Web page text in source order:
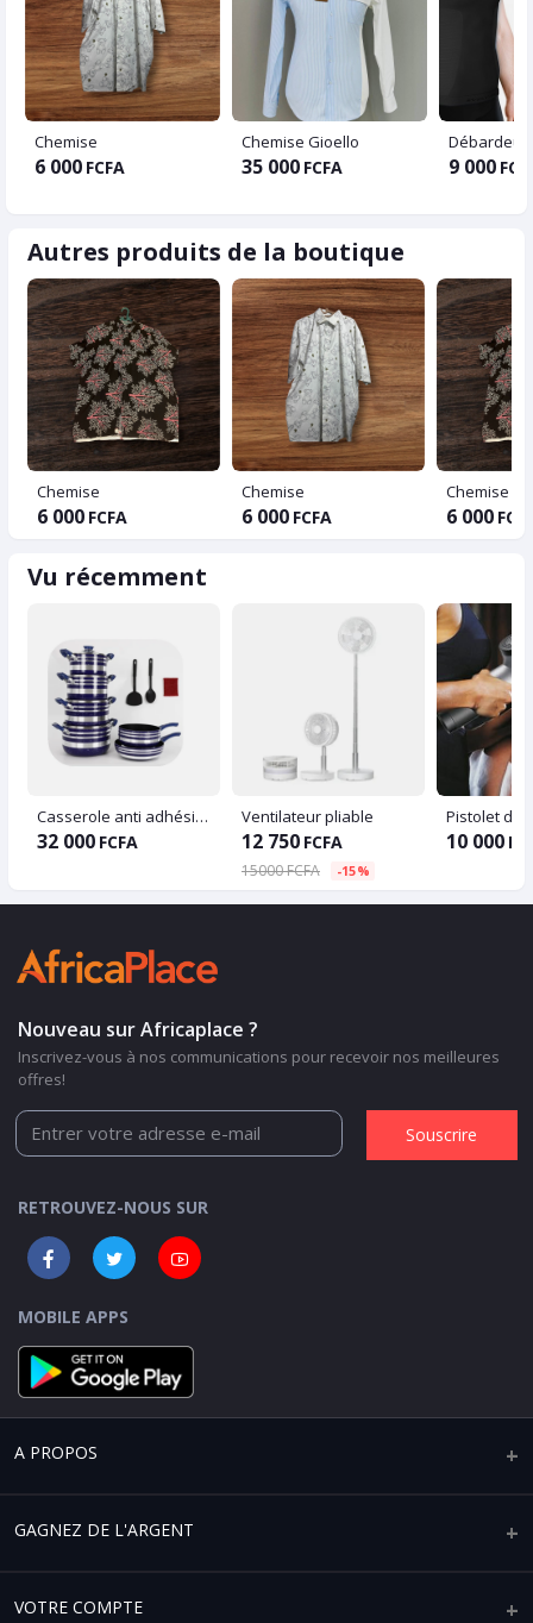
Chemise
6 000 FCFA
Chemise Gioello
35 000 FCFA
Débardeur
9 000
Autres produits de la boutique
Chemise
6 000 FCFA
Chemise
6 000 FCFA
Chemise
6 000
Vu récemment
Casserole anti adhésif lot de 6 pièces
32 000 FCFA
Ventilateur pliable
12 750 FCFA
15000 FCFA -15%
Pistolet de
10 000
Nouveau sur Africaplace ?
Inscrivez-vous à nos communications pour recevoir nos meilleures
offres!
Souscrire
RETROUVEZ-NOUS SUR
MOBILE APPS
A PROPOS
Qui sommes-nous ?
Paramètres de confidentialité
GAGNEZ DE L'ARGENT
Vendre sur Africaplace
VOTRE COMPTE